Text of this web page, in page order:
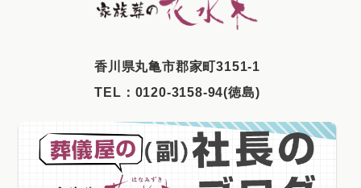
2025年2月
2025年1月
⾹川県丸⻲市郡家町3151-1
TEL： 0120-3158-94(徳島)